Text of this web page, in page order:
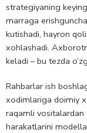
strategiyaning
marraga
kutishadi, hayron
xohlashadi.
keladi – bu tezda
Rahbarlar ish
xodimlariga doimiy
raqamli vositalardan
harakatlarini